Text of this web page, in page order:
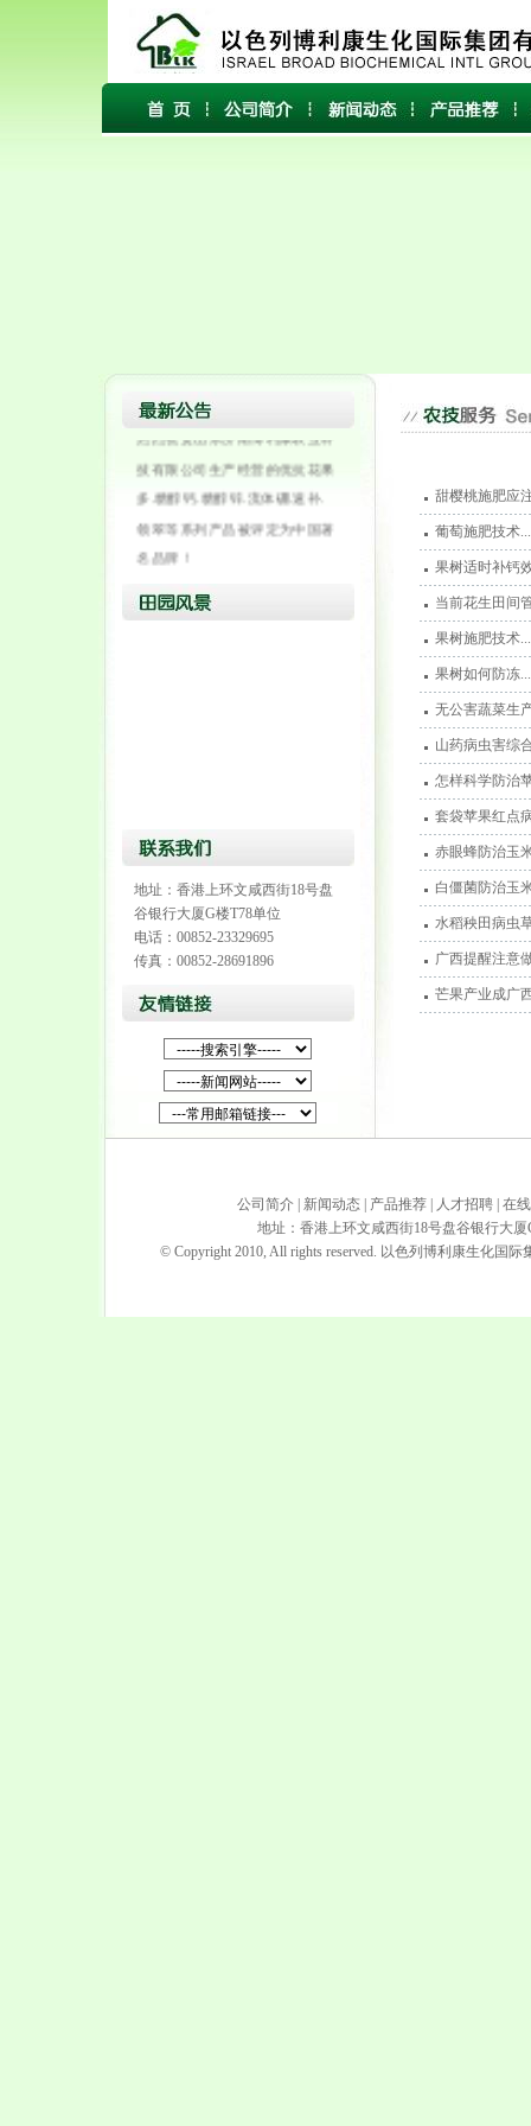
质量体系认证！
热烈祝贺山东济南博利康农业科
技有限公司生产经营的优抗花果
多.糖醇钙.糖醇锌.流体硼.速补.
领翠等系列产品被评定为中国著
名品牌！
18号盘谷银行大厦G楼T78单位
网址：http://www.hkbolikang.com
地址：香港上环文咸西街18号盘
谷银行大厦G楼T78单位
电话：00852-23329695
传真：00852-28691896
甜樱桃施肥应
葡萄施肥技术...
果树适时补钙
当前花生田间
果树施肥技术...
果树如何防冻...
无公害蔬菜生
山药病虫害综
怎样科学防治
套袋苹果红点
赤眼蜂防治玉
白僵菌防治玉
水稻秧田病虫
广西提醒注意
芒果产业成广
公司简介 新闻动态 产品推荐 人才招聘 在
地址：香港上环文咸西街18号盘谷银行大
© Copyright 2010, All rights reserved. 以色列博利康生化国际